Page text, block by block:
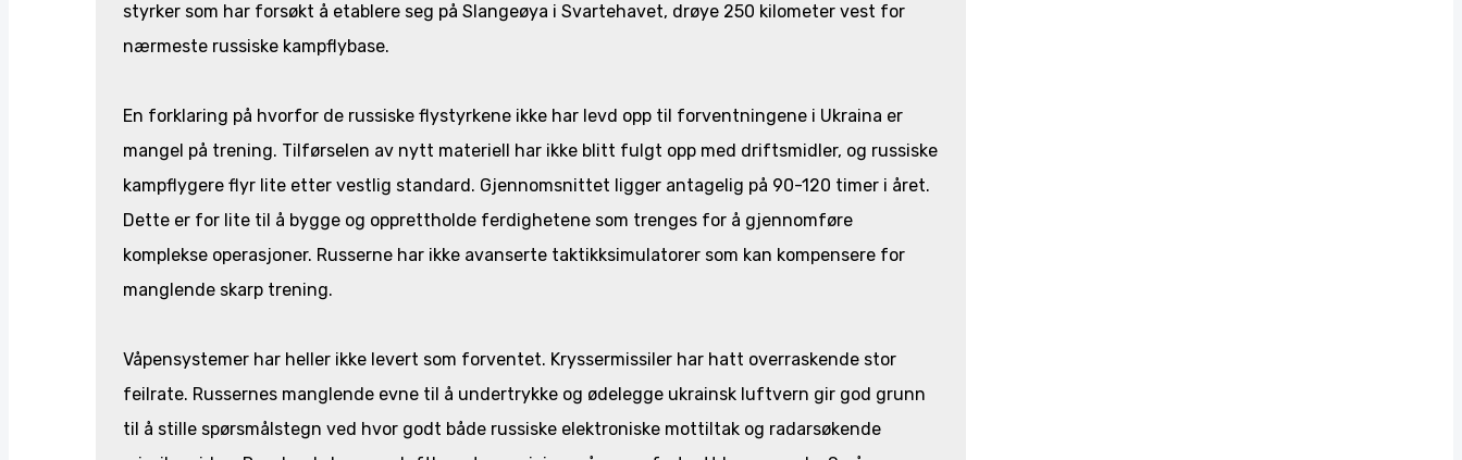
styrker som har forsøkt å etablere seg på Slangeøya i Svartehavet, drøye 250 kilometer vest for
nærmeste russiske kampflybase.
En forklaring på hvorfor de russiske flystyrkene ikke har levd opp til forventningene i Ukraina er
mangel på trening. Tilførselen av nytt materiell har ikke blitt fulgt opp med driftsmidler, og russiske
kampflygere flyr lite etter vestlig standard. Gjennomsnittet ligger antagelig på 90-120 timer i året.
Dette er for lite til å bygge og opprettholde ferdighetene som trenges for å gjennomføre
komplekse operasjoner. Russerne har ikke avanserte taktikksimulatorer som kan kompensere for
manglende skarp trening.
Våpensystemer har heller ikke levert som forventet. Kryssermissiler har hatt overraskende stor
feilrate. Russernes manglende evne til å undertrykke og ødelegge ukrainsk luftvern gir god grunn
til å stille spørsmålstegn ved hvor godt både russiske elektroniske mottiltak og radarsøkende